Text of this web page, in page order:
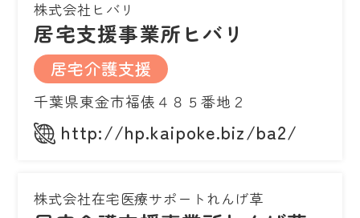
株式会社ヒバリ
居宅支援事業所ヒバリ
居宅介護支援
千葉県東金市福俵４８５番地２
http://hp.kaipoke.biz/ba2/
株式会社在宅医療サポートれんげ草